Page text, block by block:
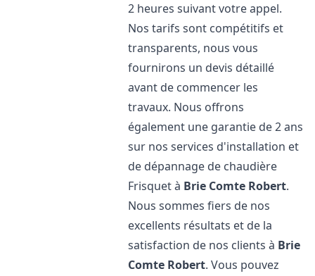
2 heures suivant votre appel.
Nos tarifs sont compétitifs et
transparents, nous vous
fournirons un devis détaillé
avant de commencer les
travaux. Nous offrons
également une garantie de 2 ans
sur nos services d'installation et
de dépannage de chaudière
Frisquet à Brie Comte Robert.
Nous sommes fiers de nos
excellents résultats et de la
satisfaction de nos clients à Brie
Comte Robert. Vous pouvez